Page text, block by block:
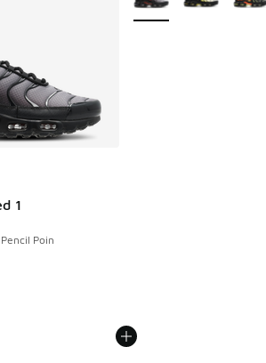
1
Poin
Dit artikel is in de